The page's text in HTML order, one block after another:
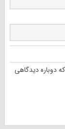
دوباره دیدگاهی